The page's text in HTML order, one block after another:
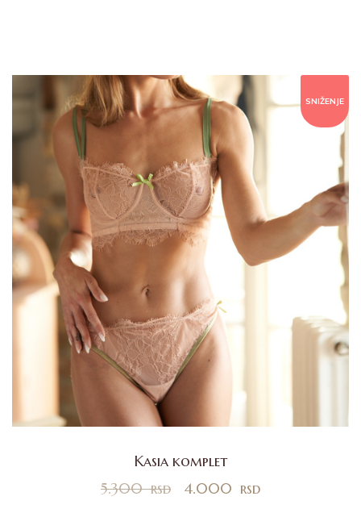
SNIŽENJE
Kasia komplet
5.300rsd 4.000 rsd